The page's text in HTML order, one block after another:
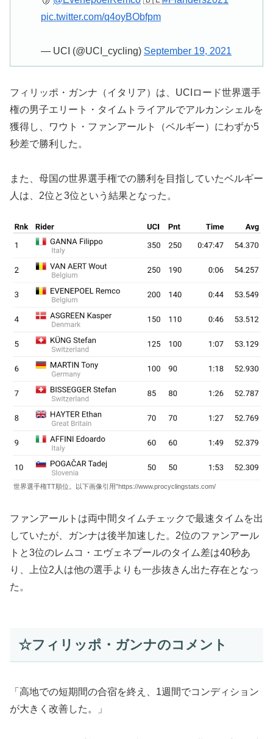
pic.twitter.com/q4oyBObfpm
— UCI (@UCI_cycling) September 19, 2021
フィリッポ・ガンナ（イタリア）は、UCIロード世界選手
権の男子エリート・タイムトライアルでアルカンシェルを
獲得し、ワウト・ファンアールト（ベルギー）にわずか5
秒差で勝利した。
また、母国の世界選手権での勝利を目指していたベルギー
人は、2位と3位という結果となった。
世界選手権TT順位。以下画像引用”https://www.procyclingstats.com/
ファンアールトは両中間タイムチェックで最速タイムを出
していたが、ガンナは後半加速した。2位のファンアール
トと3位のレムコ・エヴェネプールのタイム差は40秒あ
り、上位2人は他の選手よりも一歩抜きん出た存在となっ
た。
☆フィリッポ・ガンナのコメント
「高地での短期間の合宿を終え、1週間でコンディション
が大きく改善した。」